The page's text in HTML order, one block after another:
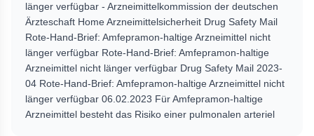
länger verfügbar - Arzneimittelkommission der deutschen
Ärzteschaft Home Arzneimittelsicherheit Drug Safety Mail
Rote-Hand-Brief: Amfepramon-haltige Arzneimittel nicht
länger verfügbar Rote-Hand-Brief: Amfepramon-haltige
Arzneimittel nicht länger verfügbar Drug Safety Mail 2023-
04 Rote-Hand-Brief: Amfepramon-haltige Arzneimittel nicht
länger verfügbar 06.02.2023 Für Amfepramon-haltige
Arzneimittel besteht das Risiko einer pulmonalen arteriel